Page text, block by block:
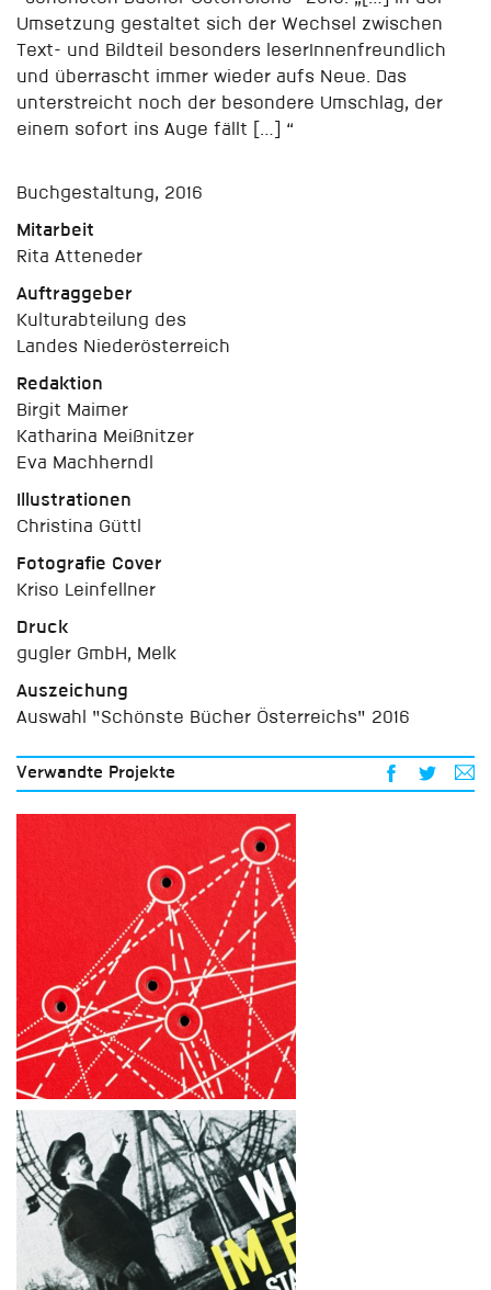
Umsetzung gestaltet sich der Wechsel zwischen
Text- und Bildteil besonders leserInnenfreundlich
und überrascht immer wieder aufs Neue. Das
unterstreicht noch der besondere Umschlag, der
einem sofort ins Auge fällt […] “
Buchgestaltung, 2016
Mitarbeit
Rita Atteneder
Auftraggeber
Kulturabteilung des
Landes Niederösterreich
Redaktion
Birgit Maimer
Katharina Meißnitzer
Eva Machherndl
Illustrationen
Christina Güttl
Fotografie Cover
Kriso Leinfellner
Druck
gugler GmbH, Melk
Auszeichung
Auswahl "Schönste Bücher Österreichs" 2016
Verwandte Projekte